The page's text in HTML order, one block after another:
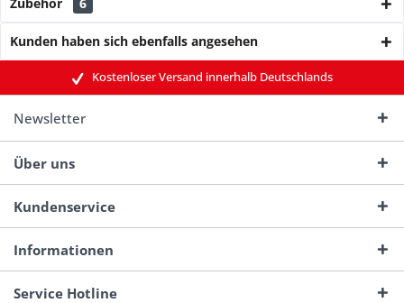
Kunden haben sich ebenfalls angesehen
Kostenloser Versand innerhalb Deutschlands
Newsletter
Über uns
Kundenservice
Informationen
Service Hotline